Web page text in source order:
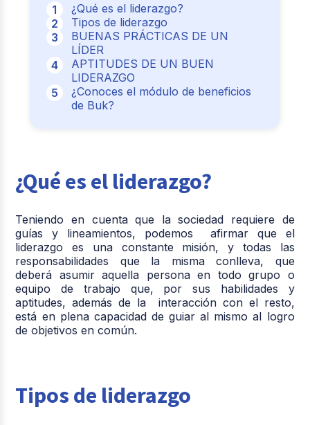
¿Qué es el liderazgo?
Tipos de liderazgo
BUENAS PRÁCTICAS DE UN
LÍDER
APTITUDES DE UN BUEN
LIDERAZGO
¿Conoces el módulo de beneficios
de Buk?
¿Qué es el liderazgo?
Teniendo en cuenta que la sociedad requiere de
guías y lineamientos, podemos afirmar que el
liderazgo es una constante misión, y todas las
responsabilidades que la misma conlleva, que
deberá asumir aquella persona en todo grupo o
equipo de trabajo que, por sus habilidades y
aptitudes, además de la interacción con el resto,
está en plena capacidad de guiar al mismo al logro
de objetivos en común.
Tipos de liderazgo